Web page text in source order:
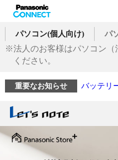
パソコン(個人向け) パ
※法人のお客様はパソコン（
ください。
重要なお知らせ バッテリ